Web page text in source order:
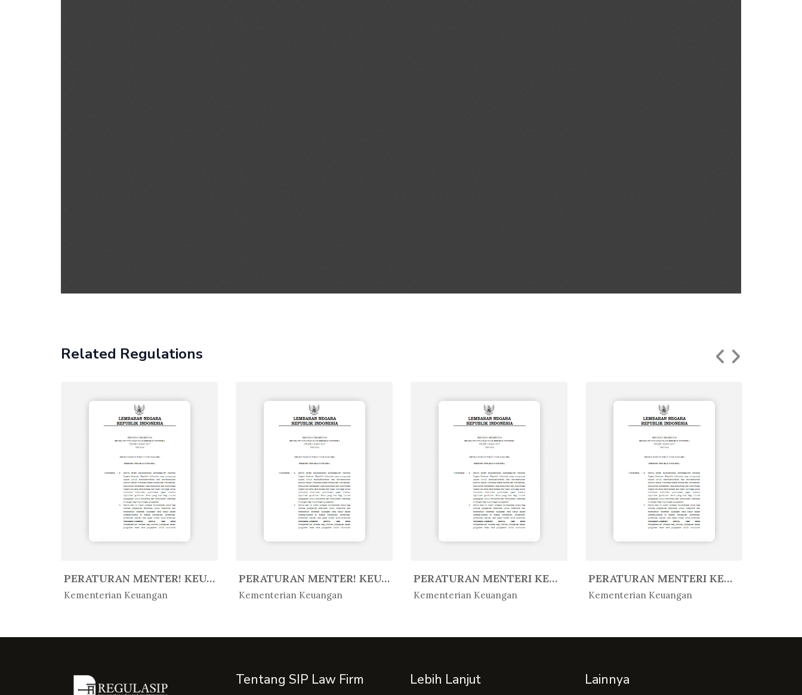
Related Regulations
PERATURAN MENTER! KEUANGAN REPUB...
Kementerian Keuangan
In Peratur...
PERATURAN MENTER! KEUANGAN REPUB...
Kementerian Keuangan
In Peratur...
PERATURAN MENTERI KEUANGAN REPUB...
Kementerian Keuangan
In Peratur...
PERATURAN MENTERI KEUANGAN REPUB...
Kementerian Keuangan
In Peratur...
Tentang SIP Law Firm Lebih Lanjut Lainnya